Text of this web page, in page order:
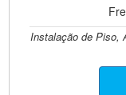
Instalação de Piso,